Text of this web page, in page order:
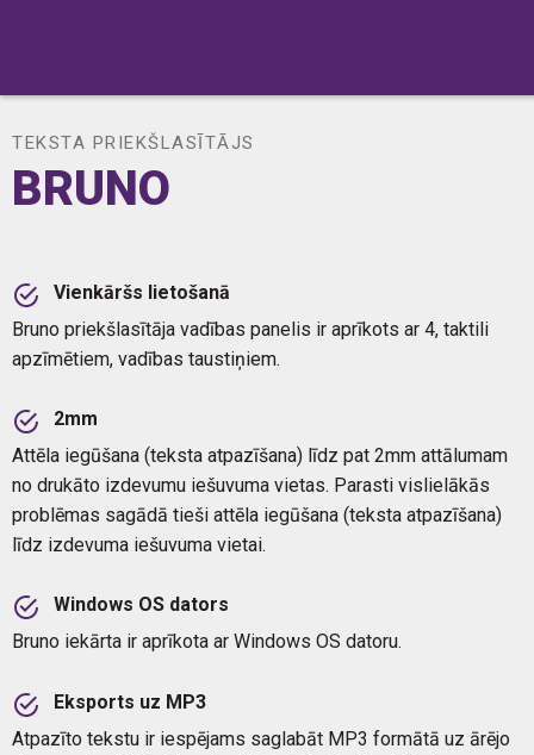
TEKSTA PRIEKŠLASĪTĀJS
BRUNO
Vienkāršs lietošanā
Bruno priekšlasītāja vadības panelis ir aprīkots ar 4, taktili
apzīmētiem, vadības taustiņiem.
2mm
Attēla iegūšana (teksta atpazīšana) līdz pat 2mm attālumam
no drukāto izdevumu iešuvuma vietas. Parasti vislielākās
problēmas sagādā tieši attēla iegūšana (teksta atpazīšana)
līdz izdevuma iešuvuma vietai.
Windows OS dators
Bruno iekārta ir aprīkota ar Windows OS datoru.
Eksports uz MP3
Atpazīto tekstu ir iespējams saglabāt MP3 formātā uz ārējo